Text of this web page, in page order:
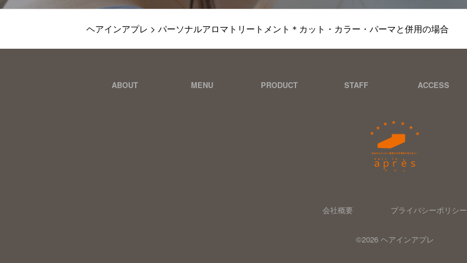
ヘアインアプレ > パーソナルアロマトリートメント＊カット・カラー・パーマと併用の場合
ABOUT MENU PRODUCT STAFF ACCESS
会社概要 プライバシーポリシー
©2026 ヘアインアプレ